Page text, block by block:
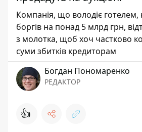
Компанія, що володіє
боргів на понад 5 млрд грн,
з молотка, щоб хоч частково
суми збитків кредиторам
Богдан Пономаренко
РЕДАКТОР
👍